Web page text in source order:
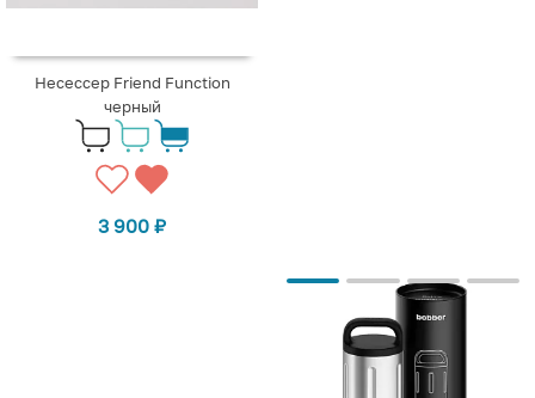
Несессер Friend Function
черный
3 900 ₽